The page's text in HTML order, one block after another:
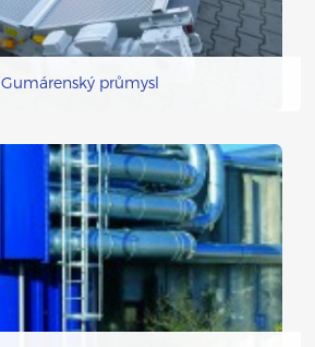
Gumárenský průmysl